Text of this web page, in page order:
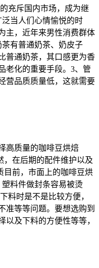
充斥国内市场，成为继
当人们心情愉悦的时
主，近年来男性消费群体
有普通奶茶、奶皮子
普通奶茶，其口感更为香
老化的重要手段。3、管
营品质质量低，这就需要
高质量的咖啡豆烘焙
，在后期的配件维护以及
目前，市面上的咖啡豆烘
料件做封条容易被烫
料时是不是比较方便，
准等等问题。要想选购到
及下料的方便性等等，